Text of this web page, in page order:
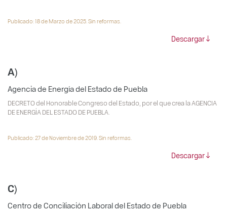
Publicado: 18 de Marzo de 2025. Sin reformas.
Descargar
A)
Agencia de Energía del Estado de Puebla
DECRETO del Honorable Congreso del Estado, por el que crea la AGENCIA
DE ENERGÍA DEL ESTADO DE PUEBLA.
Publicado: 27 de Noviembre de 2019. Sin reformas.
Descargar
C)
Centro de Conciliación Laboral del Estado de Puebla